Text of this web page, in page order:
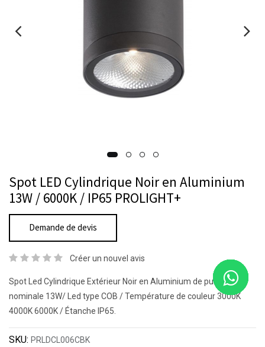
Spot LED Cylindrique Noir en Aluminium
13W / 6000K / IP65 PROLIGHT+
Demande de devis
Créer un nouvel avis
Spot Led Cylindrique Extérieur Noir en Aluminium de puissance
nominale 13W/ Led type COB / Température de couleur 3000K
4000K 6000K / Étanche IP65.
SKU: PRLDCL006CBK